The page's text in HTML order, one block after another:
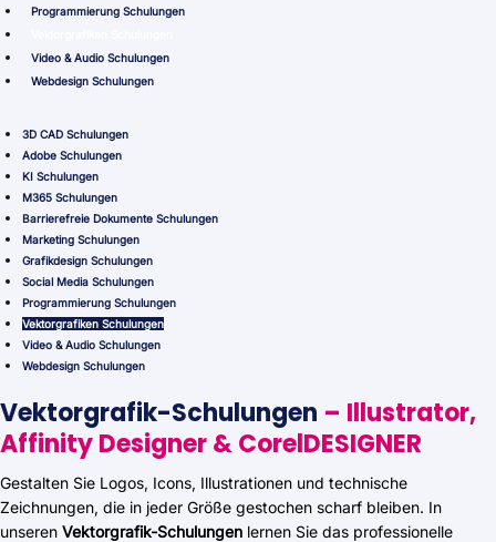
Programmierung Schulungen
Video & Audio Schulungen
Webdesign Schulungen
3D CAD Schulungen
Adobe Schulungen
KI Schulungen
M365 Schulungen
Barrierefreie Dokumente Schulungen
Marketing Schulungen
Grafikdesign Schulungen
Social Media Schulungen
Programmierung Schulungen
Vektorgrafiken Schulungen
Video & Audio Schulungen
Webdesign Schulungen
Vektorgrafik-Schulungen – Illustrator,
Affinity Designer & CorelDESIGNER
Gestalten Sie Logos, Icons, Illustrationen und technische
Zeichnungen, die in jeder Größe gestochen scharf bleiben. In
unseren Vektorgrafik-Schulungen lernen Sie das professionelle